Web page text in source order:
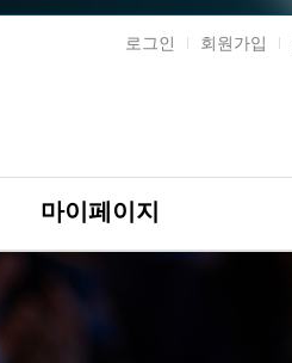
로그인 회원가입
마이페이지